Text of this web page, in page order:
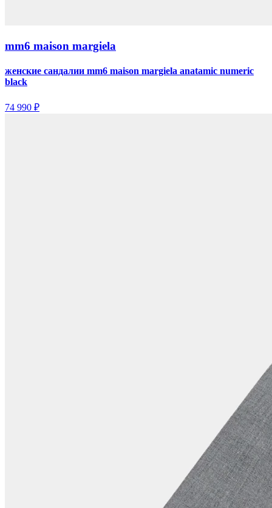
mm6 maison margiela
женские сандалии mm6 maison margiela anatamic numeric
black
74 990 ₽